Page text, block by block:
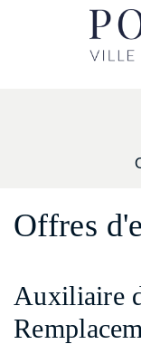
Offres
Auxiliaire